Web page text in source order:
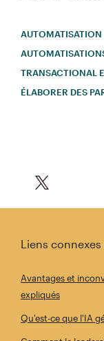
AUTOMATISATION
TRANSACTIONAL
ÉLABORER DES
Liens connexes
Avantages et
expliqués
Qu'est-ce que l'IA